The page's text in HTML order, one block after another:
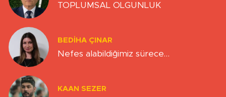
TOPLUMSAL OLGUNLUK
BEDIHA ÇINAR
Nefes alabildiğimiz sürece…
KAAN SEZER